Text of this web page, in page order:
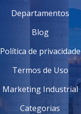
Departamentos
Blog
Política de privacidade
Termos de Uso
Marketing Industrial
Categorias